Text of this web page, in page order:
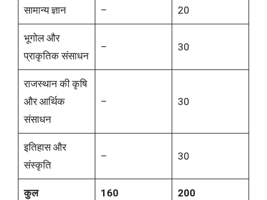
सामान्य ज्ञान – 20
भूगोल और
प्राकृतिक संसाधन
– 30
राजस्थान की कृषि
और आर्थिक
संसाधन
– 30
इतिहास और
संस्कृति
– 30
कुल 160 200